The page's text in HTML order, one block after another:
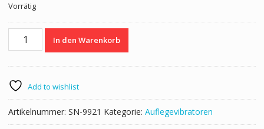
Vorrätig
Satisfyer
Generation
Menge
In den Warenkorb
Add to wishlist
Artikelnummer: SN-9921 Kategorie: Auflegevibratoren